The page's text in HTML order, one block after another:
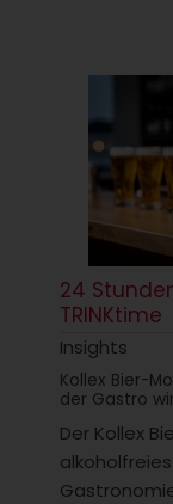
24
TRINKtime
Insights
Kollex Bier-
der Gastro
Der Kollex